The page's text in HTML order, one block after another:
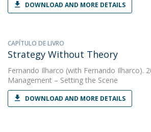
DOWNLOAD AND MORE DETAILS
CAPÍTULO DE LIVRO
Strategy Without Theory
Fernando Ilharco (with Fernando Ilharco).
Management – Setting the Scene
DOWNLOAD AND MORE DETAILS